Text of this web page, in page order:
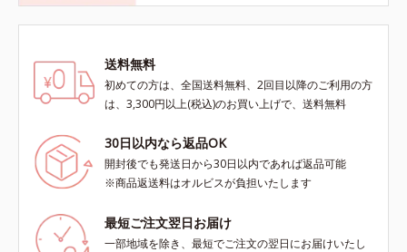
送料無料
初めての方は、全国送料無料、2回目以降のご利用の方
は、3,300円以上(税込)のお買い上げで、送料無料
30日以内なら返品OK
開封後でも発送日から30日以内であれば返品可能
※商品返送料はオルビスが負担いたします
最短ご注文翌日お届け
一部地域を除き、最短でご注文の翌日にお届けいたし